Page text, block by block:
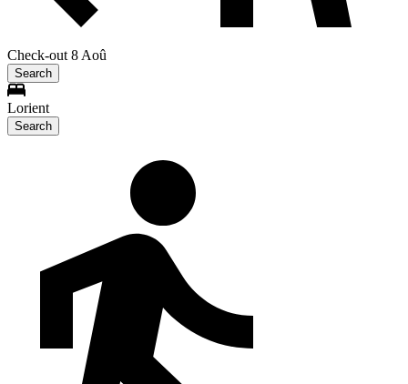
Check-out 8 Aoû
Search
Lorient
Search